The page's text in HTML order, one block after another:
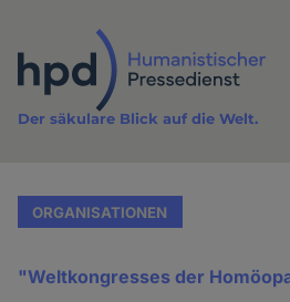
Inhalt
Der säkulare Blick auf die Welt.
ORGANISATIONEN
"Weltkongresses der